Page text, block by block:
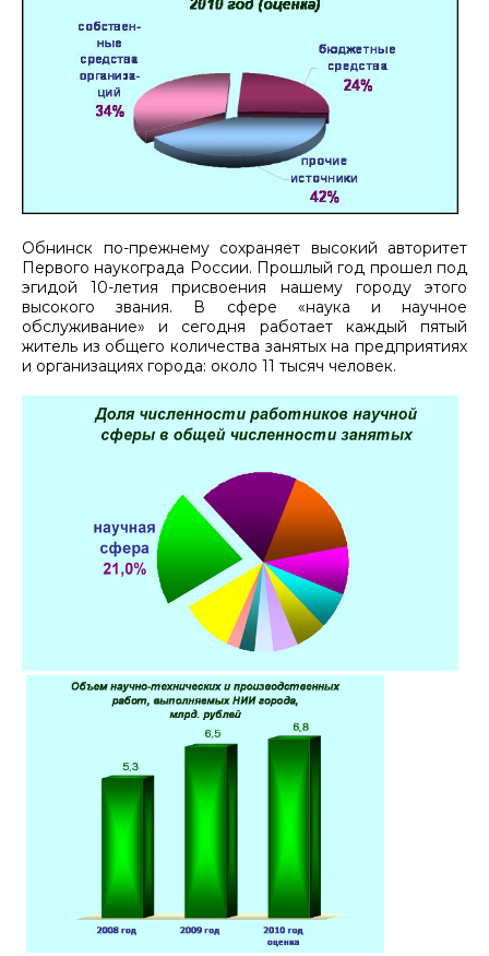
Обнинск по-прежнему сохраняет высокий авторитет
Первого наукограда России. Прошлый год прошел под
эгидой 10-летия присвоения нашему городу этого
высокого звания. В сфере «наука и научное
обслуживание» и сегодня работает каждый пятый
житель из общего количества занятых на предприятиях
и организациях города: около 11 тысяч человек.